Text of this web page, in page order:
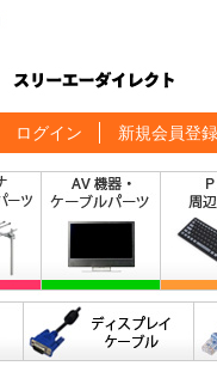
ログイン 新規会員登録